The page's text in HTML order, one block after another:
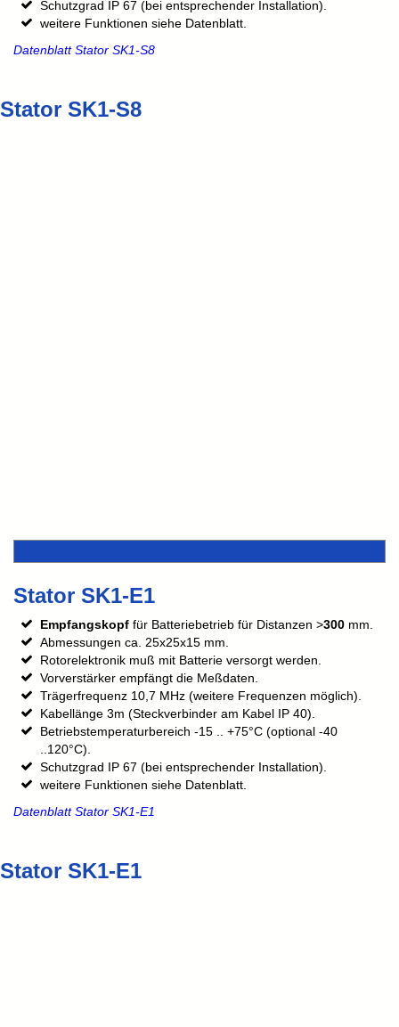
Schutzgrad IP 67 (bei entsprechender Installation).
weitere Funktionen siehe Datenblatt.
Datenblatt Stator SK1-S8
Stator SK1-S8
Stator SK1-E1
Empfangskopf für Batteriebetrieb für Distanzen >300 mm.
Abmessungen ca. 25x25x15 mm.
Rotorelektronik muß mit Batterie versorgt werden.
Vorverstärker empfängt die Meßdaten.
Trägerfrequenz 10,7 MHz (weitere Frequenzen möglich).
Kabellänge 3m (Steckverbinder am Kabel IP 40).
Betriebstemperaturbereich -15 .. +75°C (optional -40
..120°C).
Schutzgrad IP 67 (bei entsprechender Installation).
weitere Funktionen siehe Datenblatt.
Datenblatt Stator SK1-E1
Stator SK1-E1